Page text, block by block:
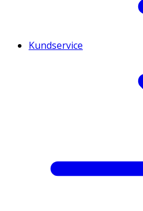
Kundservice